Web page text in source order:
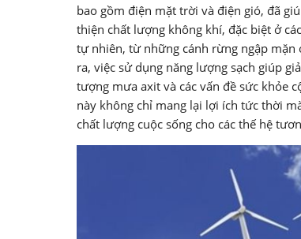
bao gồm điện mặt trời và điện gió, đã
thiện chất lượng không khí, đặc biệt ở
tự nhiên, từ những cánh rừng ngập mặn
ra, việc sử dụng năng lượng sạch giúp
tượng mưa axit và các vấn đề sức khỏe
này không chỉ mang lại lợi ích tức thời
chất lượng cuộc sống cho các thế hệ